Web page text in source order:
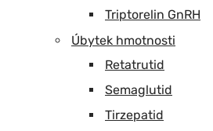
Triptorelin GnRH
Úbytek hmotnosti
Retatrutid
Semaglutid
Tirzepatid